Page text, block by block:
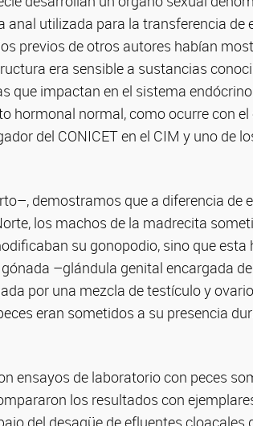
utilizada para la transferencia de
previos de otros autores habían
era sensible a sustancias
que impactan en el sistema
hormonal normal, como ocurre con el
del CONICET en el CIM y uno de
demostramos que a diferencia de
los machos de la madrecita
su gonopodio, sino que esta
–glándula genital encargada
por una mezcla de testículo y
eran sometidos a su presencia
ensayos de laboratorio con peces
los resultados con
del desagüe de efluentes cloacales